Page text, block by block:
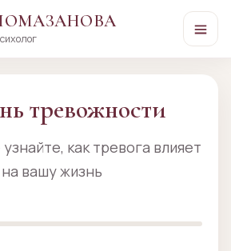
тревожности
как тревога влияет
на вашу жизнь